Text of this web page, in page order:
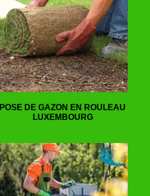
POSE DE GAZON EN ROULEAU
LUXEMBOURG